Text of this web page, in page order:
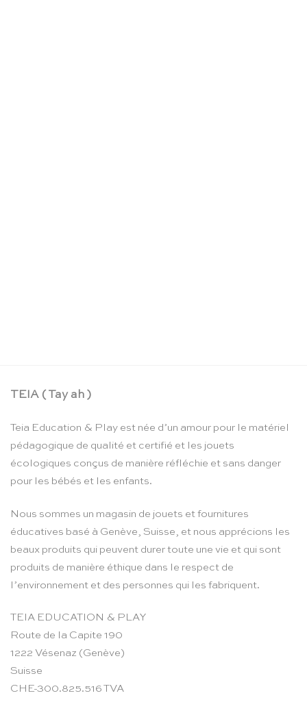
TEIA ( Tay ah )
Teia Education & Play est née d’un amour pour le matériel
pédagogique de qualité et certifié et les jouets
écologiques conçus de manière réfléchie et sans danger
pour les bébés et les enfants.
Nous sommes un magasin de jouets et fournitures
éducatives basé à Genève, Suisse, et nous apprécions les
beaux produits qui peuvent durer toute une vie et qui sont
produits de manière éthique dans le respect de
l’environnement et des personnes qui les fabriquent.
TEIA EDUCATION & PLAY
Route de la Capite 190
1222 Vésenaz (Genève)
Suisse
CHE-300.825.516 TVA